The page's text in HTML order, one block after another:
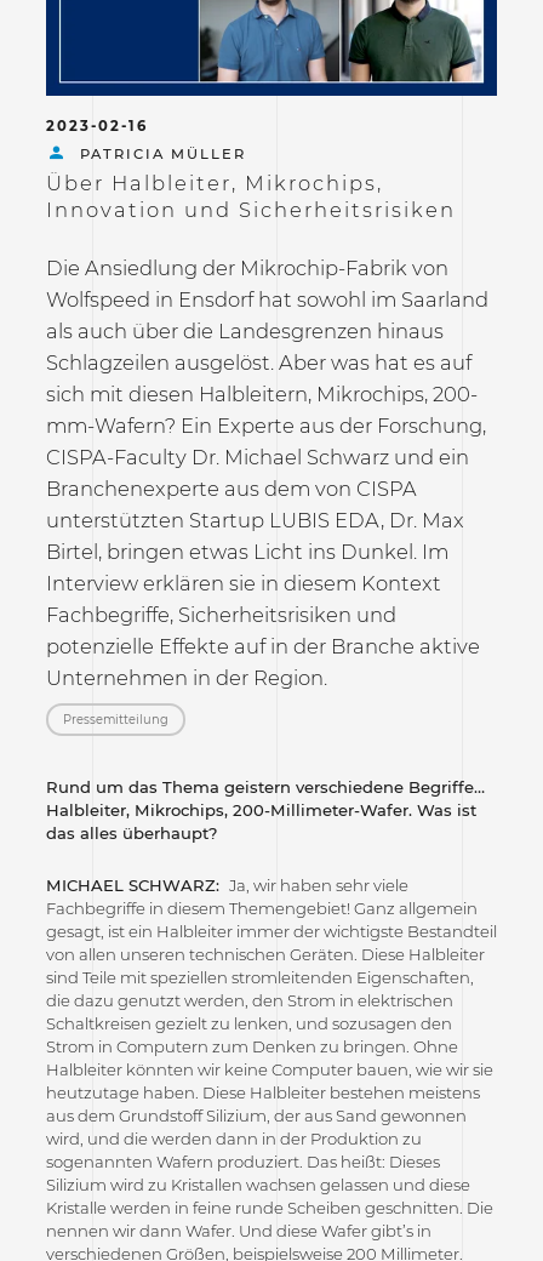
2023-02-16
PATRICIA MÜLLER
Über Halbleiter, Mikrochips,
Innovation und Sicherheitsrisiken
Die Ansiedlung der Mikrochip-Fabrik von
Wolfspeed in Ensdorf hat sowohl im Saarland
als auch über die Landesgrenzen hinaus
Schlagzeilen ausgelöst. Aber was hat es auf
sich mit diesen Halbleitern, Mikrochips, 200-
mm-Wafern? Ein Experte aus der Forschung,
CISPA-Faculty Dr. Michael Schwarz und ein
Branchenexperte aus dem von CISPA
unterstützten Startup LUBIS EDA, Dr. Max
Birtel, bringen etwas Licht ins Dunkel. Im
Interview erklären sie in diesem Kontext
Fachbegriffe, Sicherheitsrisiken und
potenzielle Effekte auf in der Branche aktive
Unternehmen in der Region.
Pressemitteilung
Rund um das Thema geistern verschiedene Begriffe…
Halbleiter, Mikrochips, 200-Millimeter-Wafer. Was ist
das alles überhaupt?
MICHAEL SCHWARZ: Ja, wir haben sehr viele
Fachbegriffe in diesem Themengebiet! Ganz allgemein
gesagt, ist ein Halbleiter immer der wichtigste Bestandteil
von allen unseren technischen Geräten. Diese Halbleiter
sind Teile mit speziellen stromleitenden Eigenschaften,
die dazu genutzt werden, den Strom in elektrischen
Schaltkreisen gezielt zu lenken, und sozusagen den
Strom in Computern zum Denken zu bringen. Ohne
Halbleiter könnten wir keine Computer bauen, wie wir sie
heutzutage haben. Diese Halbleiter bestehen meistens
aus dem Grundstoff Silizium, der aus Sand gewonnen
wird, und die werden dann in der Produktion zu
sogenannten Wafern produziert. Das heißt: Dieses
Silizium wird zu Kristallen wachsen gelassen und diese
Kristalle werden in feine runde Scheiben geschnitten. Die
nennen wir dann Wafer. Und diese Wafer gibt’s in
verschiedenen Größen, beispielsweise 200 Millimeter.